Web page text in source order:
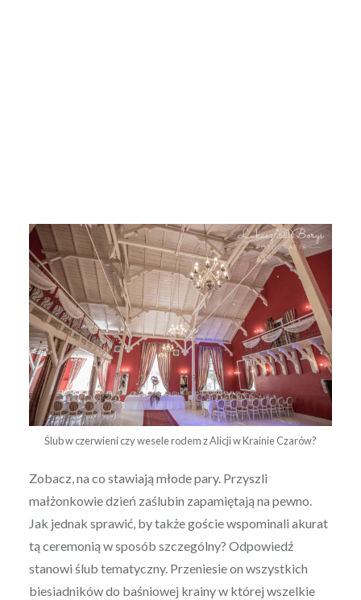
Ślub w czerwieni czy wesele rodem z Alicji w Krainie Czarów?
Zobacz, na co stawiają młode pary. Przyszli
małżonkowie dzień zaślubin zapamiętają na pewno.
Jak jednak sprawić, by także goście wspominali akurat
tą ceremonią w sposób szczególny? Odpowiedź
stanowi ślub tematyczny. Przeniesie on wszystkich
biesiadników do baśniowej krainy w której wszelkie